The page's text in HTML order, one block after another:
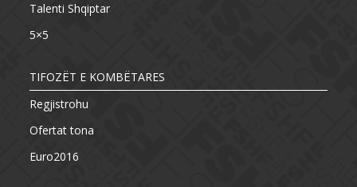
Talenti Shqiptar
5×5
TIFOZËT E KOMBËTARES
Regjistrohu
Ofertat tona
Euro2016